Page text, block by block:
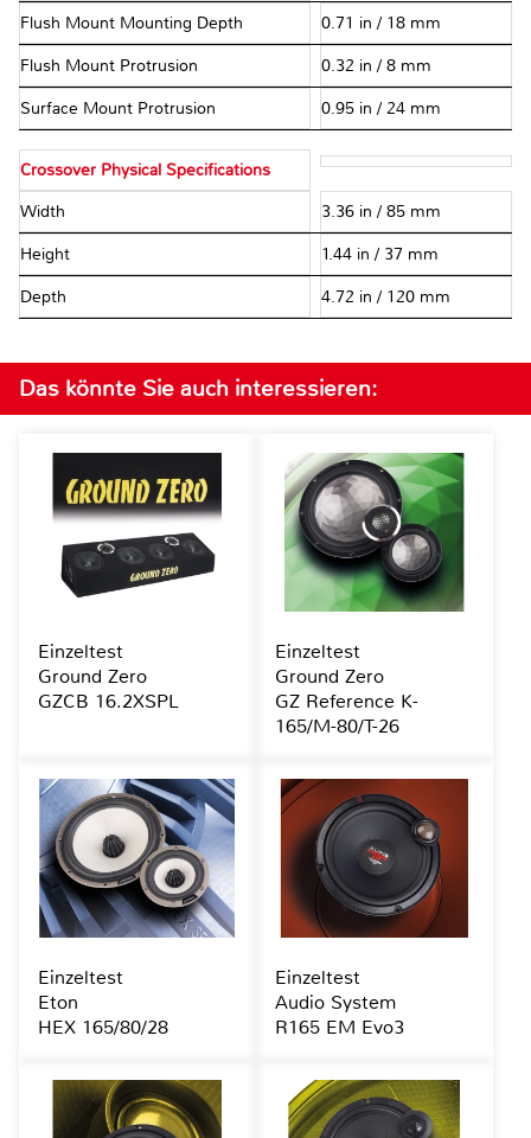
Flush Mount Mounting Depth 0.71 in / 18 mm
Flush Mount Protrusion 0.32 in / 8 mm
Surface Mount Protrusion 0.95 in / 24 mm
Crossover Physical Specifications
Width 3.36 in / 85 mm
Height 1.44 in / 37 mm
Depth 4.72 in / 120 mm
Das könnte Sie auch interessieren:
Einzeltest
Ground Zero
GZCB 16.2XSPL
Einzeltest
Ground Zero
GZ Reference K-
165/M-80/T-26
Einzeltest
Eton
HEX 165/80/28
Einzeltest
Audio System
R165 EM Evo3